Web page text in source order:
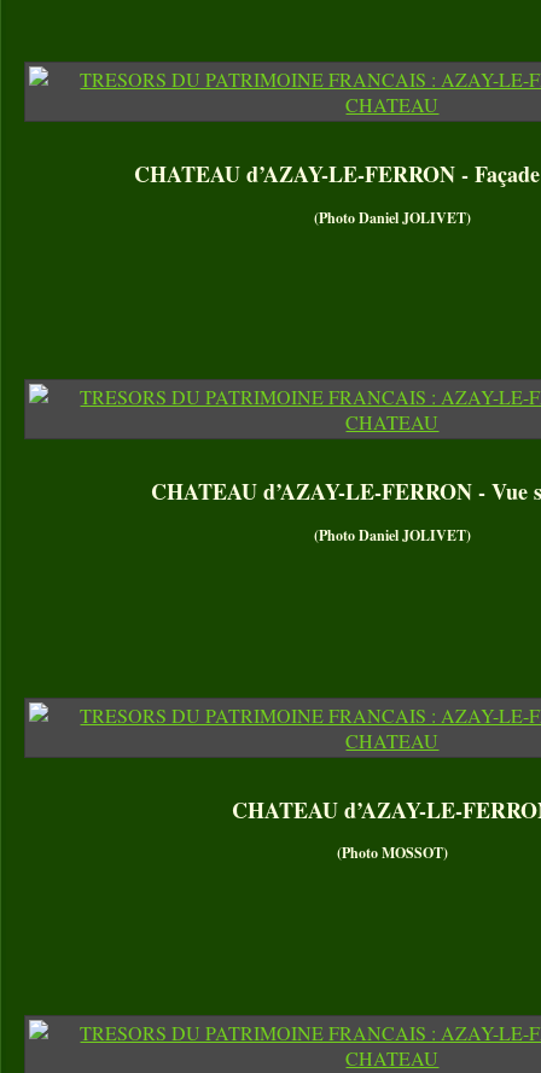
CHATEAU d’AZAY-LE-FERRON -
(Photo Daniel JOLIVET)
CHATEAU d’AZAY-LE-FERRON - Vue
(Photo Daniel JOLIVET)
CHATEAU d’AZAY-LE-
(Photo MOSSOT)